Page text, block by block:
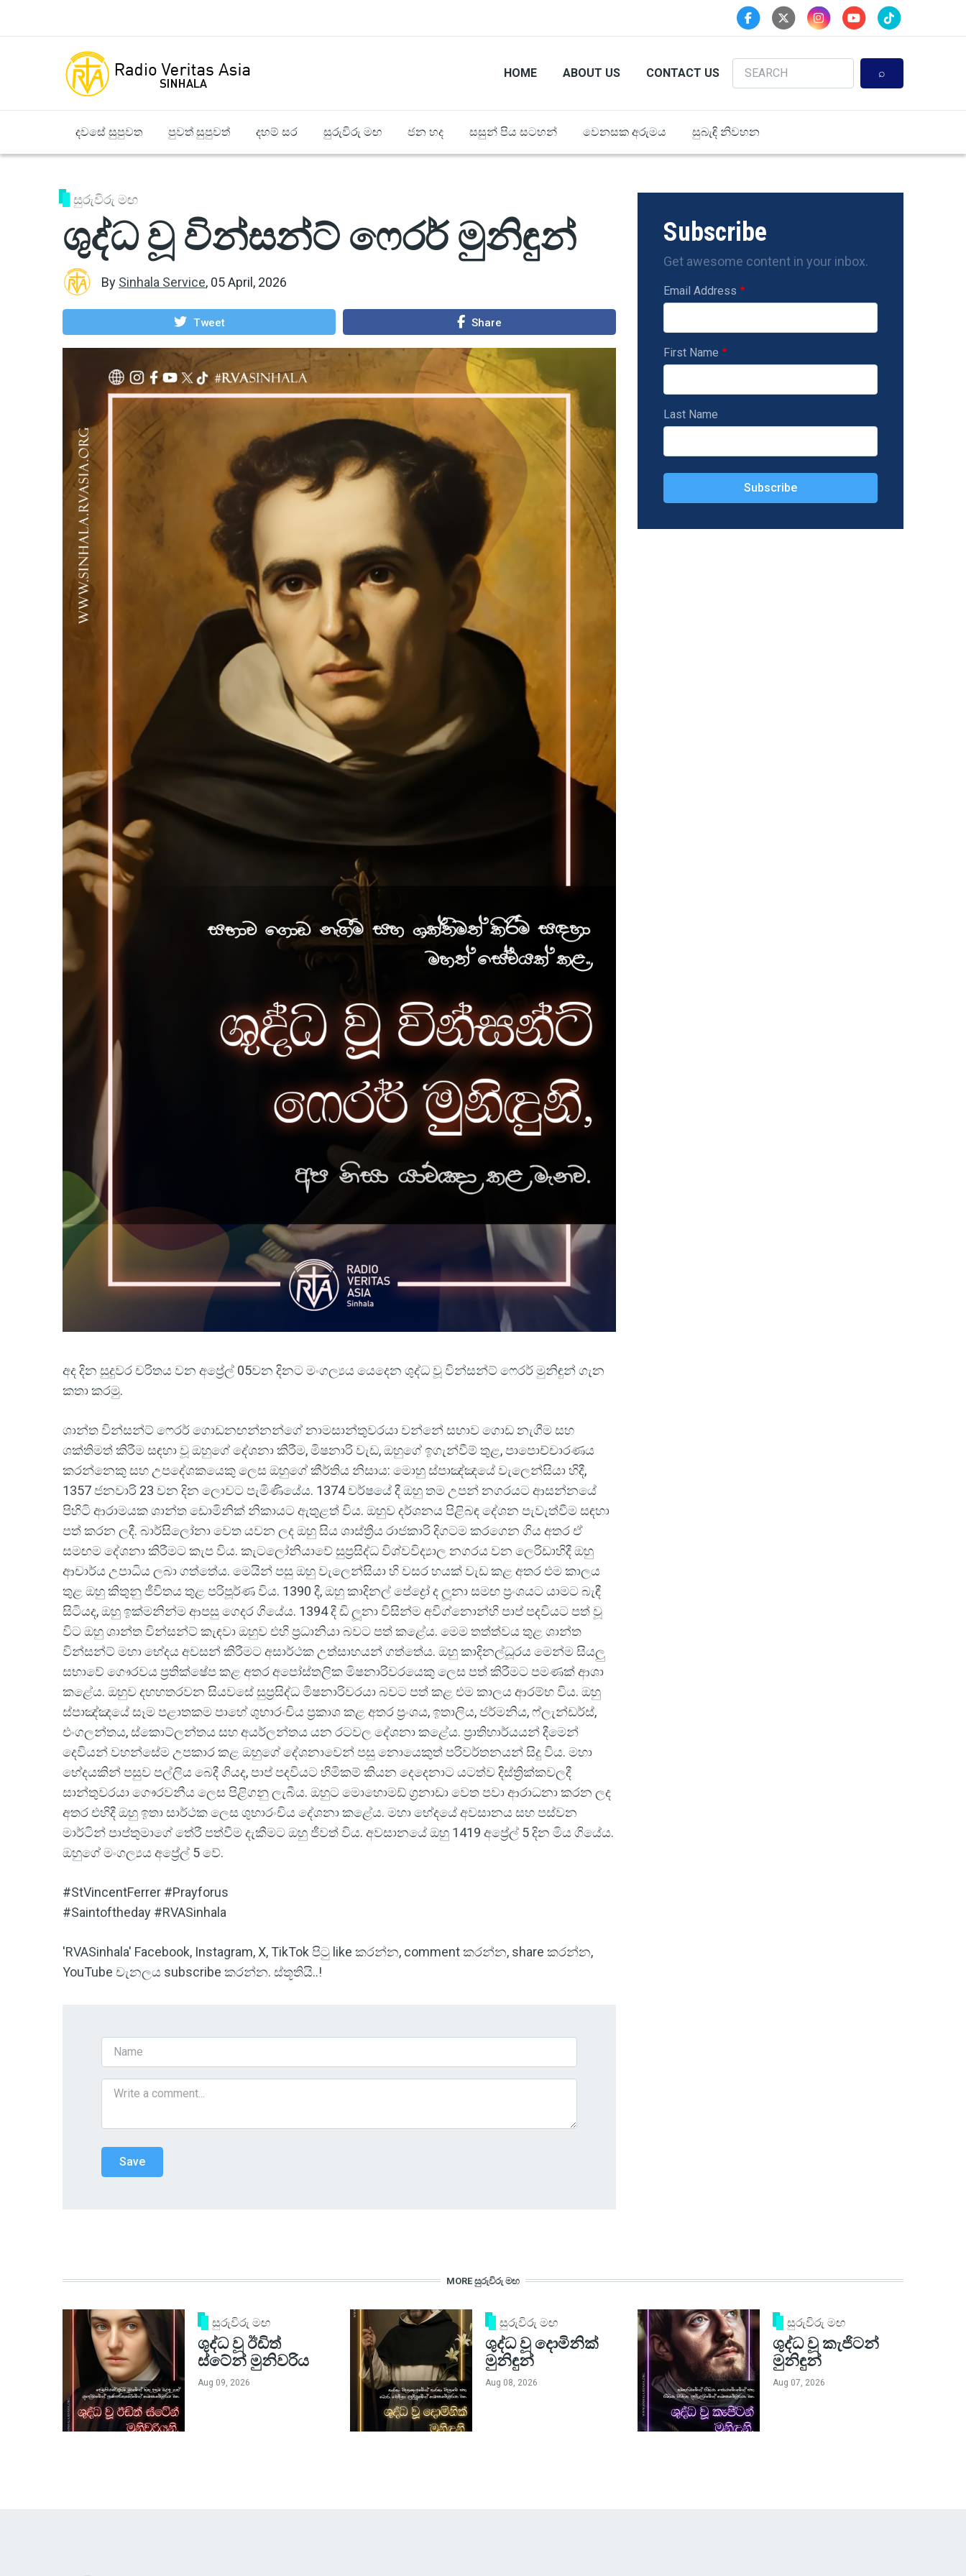
HOME ABOUT US CONTACT US
Search
දවසේ සුපුවත පුවත් සුපුවත් දහම් සර සුරුවිරු මඟ ජන හද සසුන් පිය සටහන් වෙනසක අරුමය සුබැඳි නිවහන
සුරුවිරු මඟ
ශුද්ධ වූ වින්සන්ට් ෆෙරර් මුනිඳුන්
By Sinhala Service, 05 April, 2026
Tweet Share
අද දින සුදුවර චරිතය වන අප්‍රේල් 05වන දිනට මංගල්‍යය යෙදෙන ශුද්ධ වූ වින්සන්ට් ෆෙරර් මුනිඳුන් ගැන
කතා කරමු.
ශාන්ත වින්සන්ට් ෆෙරර් ගොඩනඟන්නන්ගේ නාමසාන්තුවරයා වන්නේ සභාව ගොඩ නැගීම සහ
ශක්තිමත් කිරීම සඳහා වූ ඔහුගේ දේශනා කිරීම, මිෂනාරි වැඩ, ඔහුගේ ඉගැන්වීම් තුළ, පාපොච්චාරණය
කරන්නෙකු සහ උපදේශකයෙකු ලෙස ඔහුගේ කීර්තිය නිසාය: මොහු ස්පාඤ්ඤයේ වැලෙන්සියා හිදී,
1357 ජනවාරි 23 වන දින ලොවට පැමිණියේය. 1374 වර්ෂයේ දී ඔහු තම උපන් නගරයට ආසන්නයේ
පිහිටි ආරාමයක ශාන්ත ඩොමිනික් නිකායට ඇතුළත් විය. ඔහුව දර්ශනය පිළිබඳ දේශන පැවැත්වීම සඳහා
පත් කරන ලදී. බාර්සිලෝනා වෙත යවන ලද ඔහු සිය ශාස්ත්‍රීය රාජකාරි දිගටම කරගෙන ගිය අතර ඒ
සමඟම දේශනා කිරීමට කැප විය. කැටලෝනියාවේ සුප්‍රසිද්ධ විශ්වවිද්‍යාල නගරය වන ලෙරිඩාහිදී ඔහු
ආචාර්ය උපාධිය ලබා ගත්තේය. මෙයින් පසු ඔහු වැලෙන්සියා හි වසර හයක් වැඩ කළ අතර එම කාලය
තුළ ඔහු කිතුනු ජීවිතය තුළ පරිපූර්ණ විය. 1390 දී, ඔහු කාදිනල් පේද්‍රෝ ද ලූනා සමඟ ප්‍රංශයට යාමට බැඳී
සිටියද, ඔහු ඉක්මනින්ම ආපසු ගෙදර ගියේය. 1394 දී ඩි ලූනා විසින්ම අවිග්නොන්හි පාප් පදවියට පත් වූ
විට ඔහු ශාන්ත වින්සන්ට් කැඳවා ඔහුව එහි ප්‍රධානියා බවට පත් කළේය. මෙම තත්ත්වය තුළ ශාන්ත
වින්සන්ට් මහා භේදය අවසන් කිරීමට අසාර්ථක උත්සාහයන් ගත්තේය. ඔහු කාදිනල්ධූරය මෙන්ම සියලු
සභාවේ ගෞරවය ප්‍රතික්ෂේප කළ අතර අපෝස්තලික මිෂනාරිවරයෙකු ලෙස පත් කිරීමට පමණක් ආශා
කළේය. ඔහුව දහහතරවන සියවසේ සුප්‍රසිද්ධ මිෂනාරිවරයා බවට පත් කළ එම කාලය ආරම්භ විය. ඔහු
ස්පාඤ්ඤයේ සෑම පළාතකම පාහේ ශුභාරංචිය ප්‍රකාශ කළ අතර ප්‍රංශය, ඉතාලිය, ජර්මනිය, ෆ්ලැන්ඩර්ස්,
එංගලන්තය, ස්කොට්ලන්තය සහ අයර්ලන්තය යන රටවල දේශනා කළේය. ප්‍රාතිහාර්යයන් දීමෙන්
දෙවියන් වහන්සේම උපකාර කළ ඔහුගේ දේශනාවෙන් පසු නොයෙකුත් පරිවර්තනයන් සිදු විය. මහා
භේදයකින් පසුව පල්ලිය බෙදී ගියද, පාප් පදවියට හිමිකම් කියන දෙදෙනාට යටත්ව දිස්ත්‍රික්කවලදී
සාන්තුවරයා ගෞරවනීය ලෙස පිළිගනු ලැබීය. ඔහුට මොහොමඩ් ග්‍රනාඩා වෙත පවා ආරාධනා කරන ලද
අතර එහිදී ඔහු ඉතා සාර්ථක ලෙස ශුභාරංචිය දේශනා කළේය. මහා භේදයේ අවසානය සහ පස්වන
මාර්ටින් පාප්තුමාගේ තේරී පත්වීම දැකීමට ඔහු ජීවත් විය. අවසානයේ ඔහු 1419 අප්‍රේල් 5 දින මිය ගියේය.
ඔහුගේ මංගල්‍යය අප්‍රේල් 5 වේ.
#StVincentFerrer #Prayforus
#Saintoftheday #RVASinhala
'RVASinhala' Facebook, Instagram, X, TikTok පිටු like කරන්න, comment කරන්න, share කරන්න,
YouTube චැනලය subscribe කරන්න. ස්තූතියි..!
Subscribe
Get awesome content in your inbox.
Email Address
First Name
Last Name
MORE සුරුවිරු මඟ
සුරුවිරු මඟ
ශුද්ධ වූ ඊඩිත්
ස්ටේන් මුනිවරිය
Aug 09, 2026
සුරුවිරු මඟ
ශුද්ධ වූ දොමිනික්
මුනිඳුන්
Aug 08, 2026
සුරුවිරු මඟ
ශුද්ධ වූ කැජිටන්
මුනිඳුන්
Aug 07, 2026